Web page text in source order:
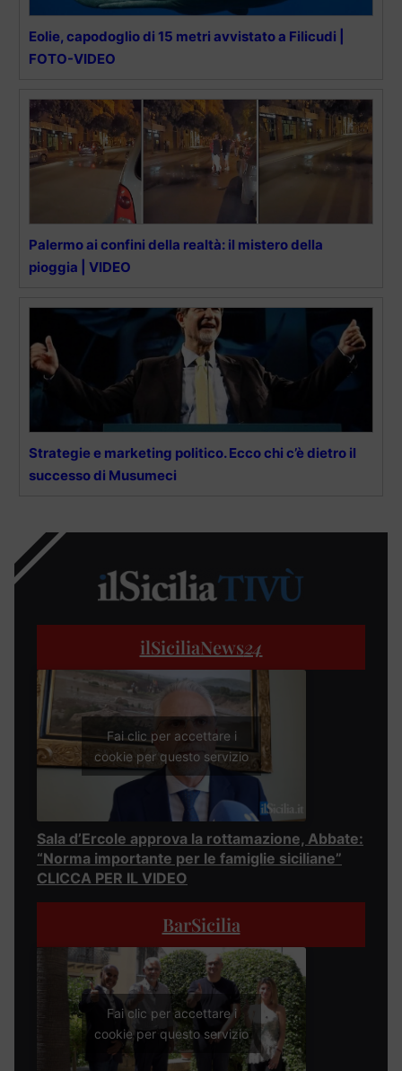
Eolie, capodoglio di 15 metri avvistato a Filicudi |
FOTO-VIDEO
Palermo ai confini della realtà: il mistero della
pioggia | VIDEO
Strategie e marketing politico. Ecco chi c’è dietro il
successo di Musumeci
ilSiciliaNews24
Fai clic per accettare i
cookie per questo servizio
Sala d’Ercole approva la rottamazione, Abbate:
“Norma importante per le famiglie siciliane”
CLICCA PER IL VIDEO
BarSicilia
Fai clic per accettare i
cookie per questo servizio